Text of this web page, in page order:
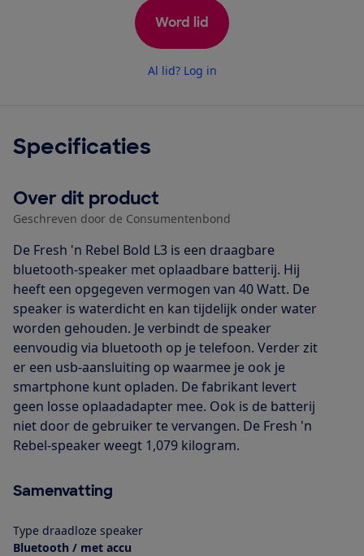
Word lid
Al lid? Log in
Specificaties
Over dit product
Geschreven door de Consumentenbond
De Fresh 'n Rebel Bold L3 is een draagbare
bluetooth-speaker met oplaadbare batterij. Hij
heeft een opgegeven vermogen van 40 Watt. De
speaker is waterdicht en kan tijdelijk onder water
worden gehouden. Je verbindt de speaker
eenvoudig via bluetooth op je telefoon. Verder zit
er een usb-aansluiting op waarmee je ook je
smartphone kunt opladen. De fabrikant levert
geen losse oplaadadapter mee. Ook is de batterij
niet door de gebruiker te vervangen. De Fresh 'n
Rebel-speaker weegt 1,079 kilogram.
Samenvatting
Type draadloze speaker
Bluetooth / met accu